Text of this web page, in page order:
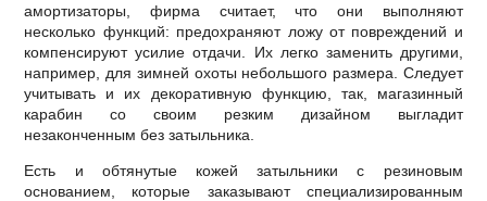
амортизаторы, фирма считает, что они выполняют
несколько функций: предохраняют ложу от повреждений и
компенсируют усилие отдачи. Их легко заменить другими,
например, для зимней охоты небольшого размера. Следует
учитывать и их декоративную функцию, так, магазинный
карабин со своим резким дизайном выгладит
незаконченным без затыльника.
Есть и обтянутые кожей затыльники с резиновым
основанием, которые заказывают специализированным